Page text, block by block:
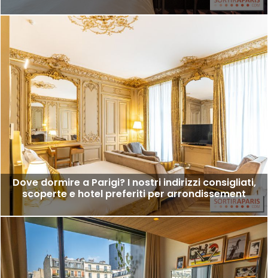
Dove dormire a Parigi? I nostri indirizzi consigliati,
scoperte e hotel preferiti per arrondissement